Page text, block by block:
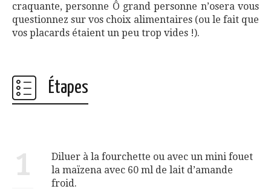
craquante, personne Ô grand personne n’osera vous
questionnez sur vos choix alimentaires (ou le fait que
vos placards étaient un peu trop vides !).
Étapes
1
Diluer à la fourchette ou avec un mini fouet
la maïzena avec 60 ml de lait d’amande
froid.